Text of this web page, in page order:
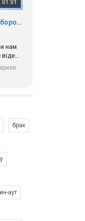
01:01
17 травня IDAHO. Міжнародний день боротьби з гомофобією трансфобією і біфобія.
нам
Ми
та
Зупинимо насильство проти ЛГБТ в Україні! Stop violence against LGBT in Ukraine!
брак
аут